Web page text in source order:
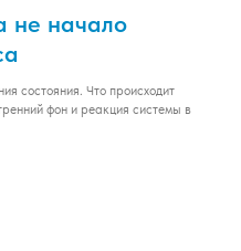
не начало
состояния. Что происходит
фон и реакция системы в